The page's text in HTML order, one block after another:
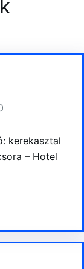
kerekasztal
– Hotel